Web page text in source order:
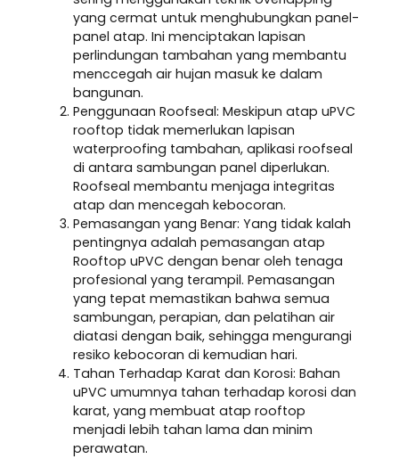
yang cermat untuk menghubungkan panel-
panel atap. Ini menciptakan lapisan
perlindungan tambahan yang membantu
menccegah air hujan masuk ke dalam
bangunan.
Penggunaan Roofseal: Meskipun atap uPVC
rooftop tidak memerlukan lapisan
waterproofing tambahan, aplikasi roofseal
di antara sambungan panel diperlukan.
Roofseal membantu menjaga integritas
atap dan mencegah kebocoran.
Pemasangan yang Benar: Yang tidak kalah
pentingnya adalah pemasangan atap
Rooftop uPVC dengan benar oleh tenaga
profesional yang terampil. Pemasangan
yang tepat memastikan bahwa semua
sambungan, perapian, dan pelatihan air
diatasi dengan baik, sehingga mengurangi
resiko kebocoran di kemudian hari.
Tahan Terhadap Karat dan Korosi: Bahan
uPVC umumnya tahan terhadap korosi dan
karat, yang membuat atap rooftop
menjadi lebih tahan lama dan minim
perawatan.